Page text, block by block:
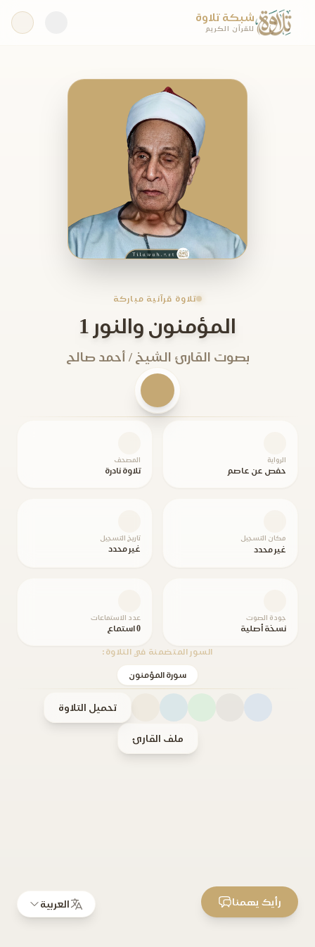
شبكة تلاوة
للقرآن الكريم
تلاوة قرآنية مباركة
المؤمنون والنور 1
بصوت القارئ الشيخ / أحمد صالح
الرواية
حفص عن عاصم
المصحف
تلاوة نادرة
مكان التسجيل
غير محدد
تاريخ التسجيل
غير محدد
جودة الصوت
نسخة أصلية
عدد الاستماعات
0 استماع
السور المتضمنة في التلاوة:
سورة المؤمنون
تحميل التلاوة
ملف القارئ
العربية رأيك يهمنا